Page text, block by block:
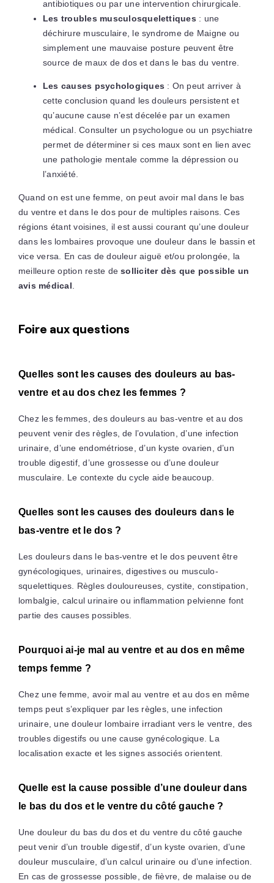
antibiotiques ou par une intervention chirurgicale.
Les troubles musculosquelettiques : une
déchirure musculaire, le syndrome de Maigne ou
simplement une mauvaise posture peuvent être
source de maux de dos et dans le bas du ventre.
Les causes psychologiques : On peut arriver à
cette conclusion quand les douleurs persistent et
qu’aucune cause n’est décelée par un examen
médical. Consulter un psychologue ou un psychiatre
permet de déterminer si ces maux sont en lien avec
une pathologie mentale comme la dépression ou
l’anxiété.
Quand on est une femme, on peut avoir mal dans le bas
du ventre et dans le dos pour de multiples raisons. Ces
régions étant voisines, il est aussi courant qu’une douleur
dans les lombaires provoque une douleur dans le bassin et
vice versa. En cas de douleur aiguë et/ou prolongée, la
meilleure option reste desolliciter dès que possible un
avis médical
Foire aux questions
Quelles sont les causes des douleurs au bas-
ventre et au dos chez les femmes ?
Chez les femmes, des douleurs au bas-ventre et au dos
peuvent venir des règles, de l’ovulation, d’une infection
urinaire, d’une endométriose, d’un kyste ovarien, d’un
trouble digestif, d’une grossesse ou d’une douleur
musculaire. Le contexte du cycle aide beaucoup.
Quelles sont les causes des douleurs dans le
bas-ventre et le dos ?
Les douleurs dans le bas-ventre et le dos peuvent être
gynécologiques, urinaires, digestives ou musculo-
squelettiques. Règles douloureuses, cystite, constipation,
lombalgie, calcul urinaire ou inflammation pelvienne font
partie des causes possibles.
Pourquoi ai-je mal au ventre et au dos en même
temps femme ?
Chez une femme, avoir mal au ventre et au dos en même
temps peut s’expliquer par les règles, une infection
urinaire, une douleur lombaire irradiant vers le ventre, des
troubles digestifs ou une cause gynécologique. La
localisation exacte et les signes associés orientent.
Quelle est la cause possible d’une douleur dans
le bas du dos et le ventre du côté gauche ?
Une douleur du bas du dos et du ventre du côté gauche
peut venir d’un trouble digestif, d’un kyste ovarien, d’une
douleur musculaire, d’un calcul urinaire ou d’une infection.
En cas de grossesse possible, de fièvre, de malaise ou de